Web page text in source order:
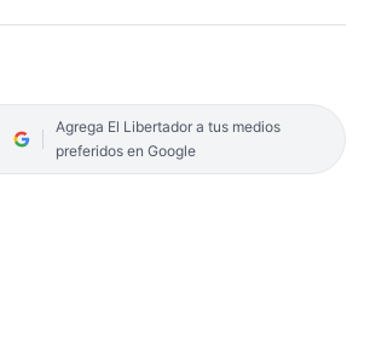
Agrega El Libertador a tus medios
preferidos en Google